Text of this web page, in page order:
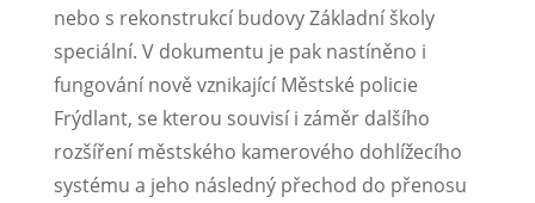
nebo s rekonstrukcí budovy Základní školy
speciální. V dokumentu je pak nastíněno i
fungování nově vznikající Městské policie
Frýdlant, se kterou souvisí i záměr dalšího
rozšíření městského kamerového dohlížecího
systému a jeho následný přechod do přenosu